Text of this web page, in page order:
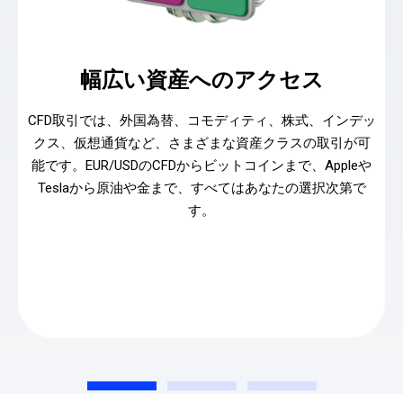
幅広い資産へのアクセス
CFD取引では、外国為替、コモディティ、株式、インデッ
クス、仮想通貨など、さまざまな資産クラスの取引が可
能です。EUR/USDのCFDからビットコインまで、Appleや
Teslaから原油や金まで、すべてはあなたの選択次第で
す。